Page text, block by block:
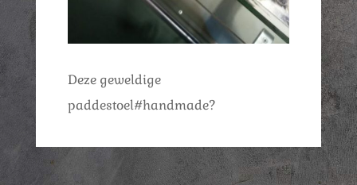
Deze geweldige
paddestoel#handmade?